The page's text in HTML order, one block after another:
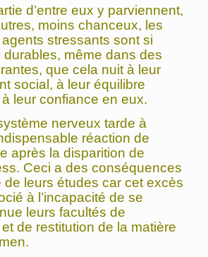
d’entre eux y parviennent,
moins chanceux, les
stressants sont si
durables, même dans des
que cela nuit à leur
social, à leur équilibre
leur confiance en eux.
nerveux tarde à
réaction de
après la disparition de
Ceci a des conséquences
de leurs études car cet excès
à l’incapacité de se
leurs facultés de
de restitution de la matière